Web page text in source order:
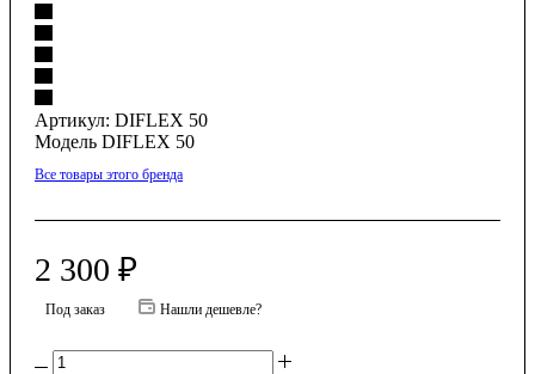
Артикул: DIFLEX 50
Модель DIFLEX 50
Все товары этого бренда
2 300 ₽
Под заказ Нашли дешевле?